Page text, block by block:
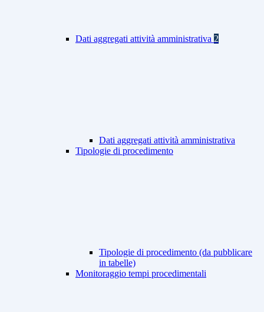
Dati aggregati attività amministrativa 2
Dati aggregati attività amministrativa
Tipologie di procedimento
Tipologie di procedimento (da pubblicare
in tabelle)
Monitoraggio tempi procedimentali